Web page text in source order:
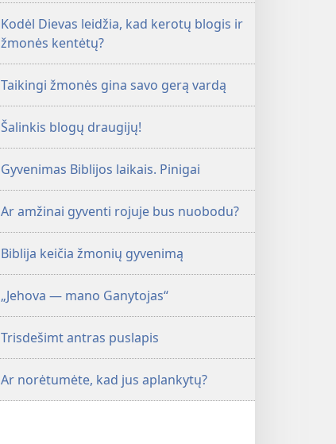
Kodėl Dievas leidžia, kad kerotų blogis ir
žmonės kentėtų?
Taikingi žmonės gina savo gerą vardą
Šalinkis blogų draugijų!
Gyvenimas Biblijos laikais. Pinigai
Ar amžinai gyventi rojuje bus nuobodu?
Biblija keičia žmonių gyvenimą
„Jehova — mano Ganytojas“
Trisdešimt antras puslapis
Ar norėtumėte, kad jus aplankytų?